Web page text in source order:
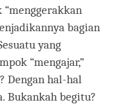
bagian
yang
“mengajar,”
Dengan hal-hal
Bukankah begitu?